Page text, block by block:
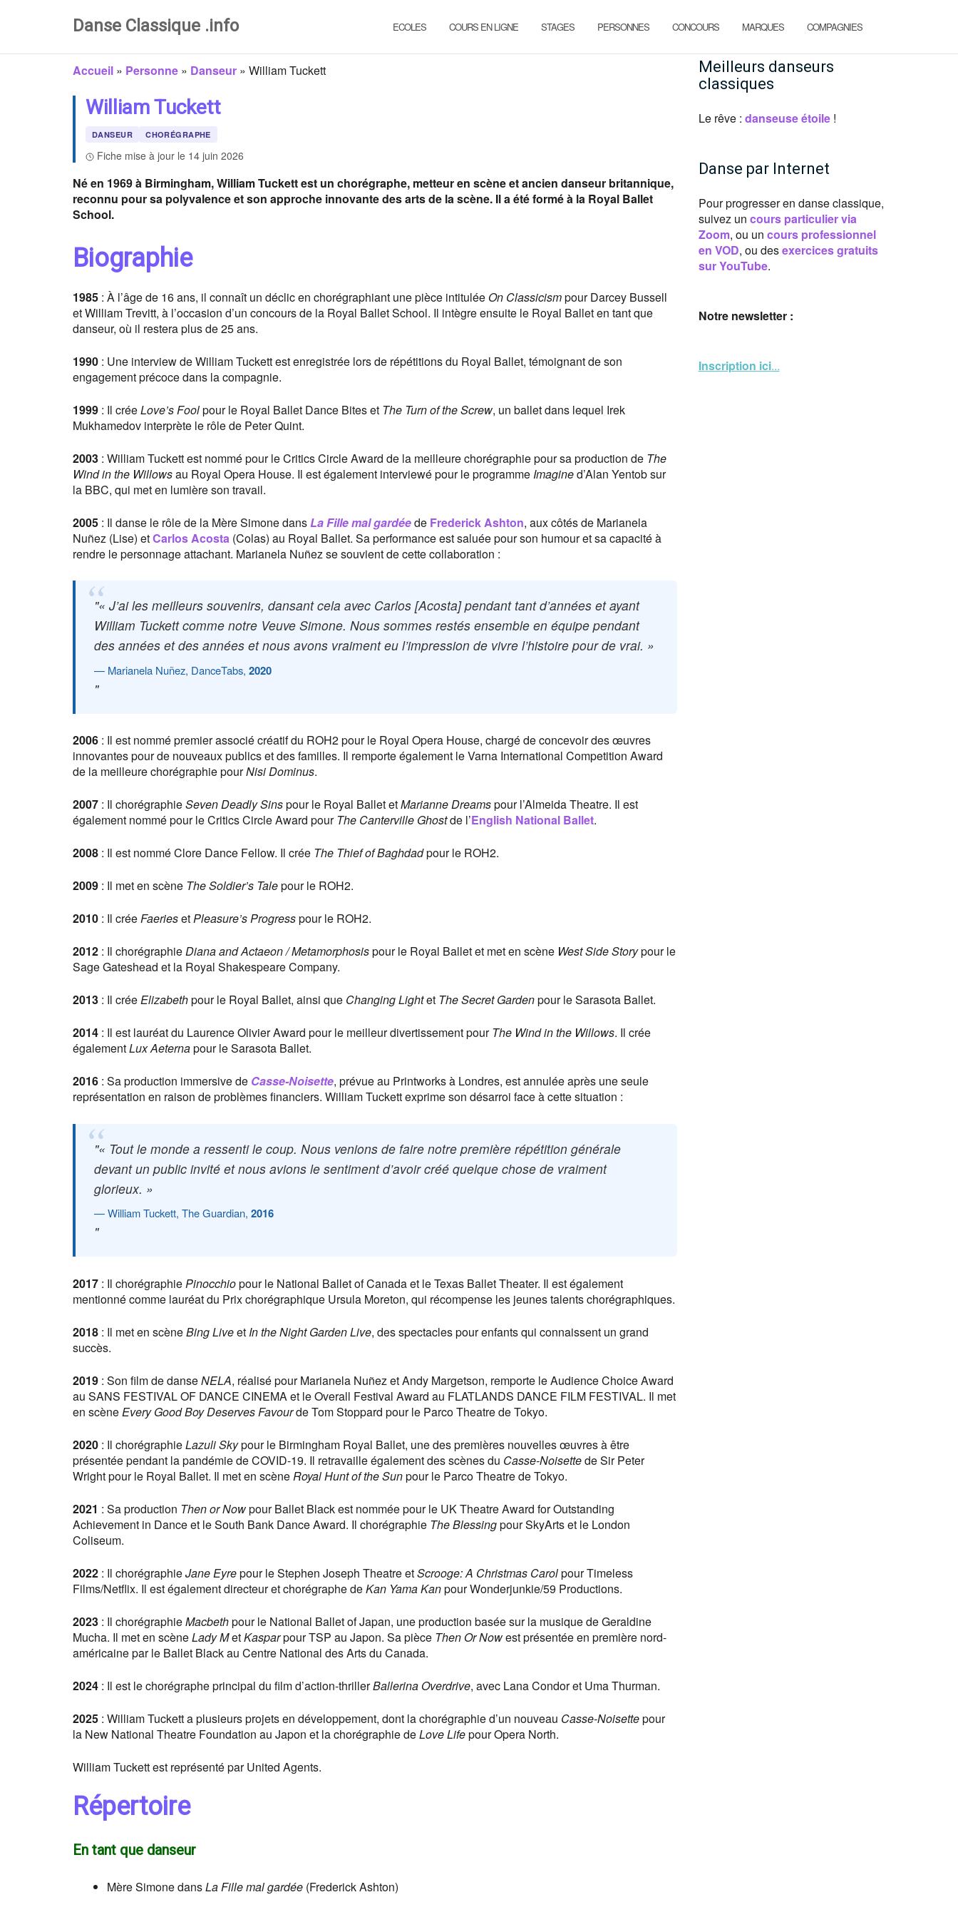
Danse Classique .info ECOLES COURS EN LIGNE STAGES PERSONNES CONCOURS MARQUES COMPAGNIES
Accueil » Personne » Danseur » William Tuckett
William Tuckett
DANSEUR CHORÉGRAPHE
Fiche mise à jour le 14 juin 2026
Né en 1969 à Birmingham, William Tuckett est un chorégraphe, metteur en scène et ancien danseur britannique,
reconnu pour sa polyvalence et son approche innovante des arts de la scène. Il a été formé à la Royal Ballet
School.
Biographie
1985 : À l’âge de 16 ans, il connaît un déclic en chorégraphiant une pièce intitulée On Classicismpour Darcey Bussell
et William Trevitt, à l’occasion d’un concours de la Royal Ballet School. Il intègre ensuite le Royal Ballet en tant que
danseur, où il restera plus de 25 ans.
1990 : Une interview de William Tuckett est enregistrée lors de répétitions du Royal Ballet, témoignant de son
engagement précoce dans la compagnie.
1999 : Il créeLove’s Foolpour le Royal Ballet Dance Bites et The Turn of the Screw, un ballet dans lequel Irek
Mukhamedov interprète le rôle de Peter Quint.
2003 : William Tuckett est nommé pour le Critics Circle Award de la meilleure chorégraphie pour sa production de The
Wind in the Willowsau Royal Opera House. Il est également interviewé pour le programme Imagined’Alan Yentob sur
la BBC, qui met en lumière son travail.
2005 : Il danse le rôle de la Mère Simone dansLa Fille mal gardéede Frederick Ashton, aux côtés de Marianela
Nuñez (Lise) etCarlos Acosta (Colas) au Royal Ballet. Sa performance est saluée pour son humour et sa capacité à
rendre le personnage attachant. Marianela Nuñez se souvient de cette collaboration :
« J’ai les meilleurs souvenirs, dansant cela avec Carlos [Acosta] pendant tant d’années et ayant
William Tuckett comme notre Veuve Simone. Nous sommes restés ensemble en équipe pendant
des années et des années et nous avons vraiment eu l’impression de vivre l’histoire pour de vrai. »
Marianela Nuñez, DanceTabs,2020
2006 : Il est nommé premier associé créatif du ROH2 pour le Royal Opera House, chargé de concevoir des œuvres
innovantes pour de nouveaux publics et des familles. Il remporte également le Varna International Competition Award
de la meilleure chorégraphie pourNisi Dominus.
2007 : Il chorégraphieSeven Deadly Sinspour le Royal Ballet etMarianne Dreamspour l’Almeida Theatre. Il est
également nommé pour le Critics Circle Award pourThe Canterville Ghostde l’English National Ballet.
2008 : Il est nommé Clore Dance Fellow. Il crée The Thief of Baghdadpour le ROH2.
2009 : Il met en scène The Soldier’s Talepour le ROH2.
2010 : Il créeFaeriesetPleasure’s Progresspour le ROH2.
2012 : Il chorégraphieDiana and Actaeon / Metamorphosispour le Royal Ballet et met en scène West Side Storypour le
Sage Gateshead et la Royal Shakespeare Company.
2013 : Il créeElizabethpour le Royal Ballet, ainsi que Changing Lightet The Secret Gardenpour le Sarasota Ballet.
2014 : Il est lauréat du Laurence Olivier Award pour le meilleur divertissement pourThe Wind in the Willows. Il crée
égalementLux Aeternapour le Sarasota Ballet.
2016 : Sa production immersive de Casse-Noisette, prévue au Printworks à Londres, est annulée après une seule
représentation en raison de problèmes financiers. William Tuckett exprime son désarroi face à cette situation :
« Tout le monde a ressenti le coup. Nous venions de faire notre première répétition générale
devant un public invité et nous avions le sentiment d’avoir créé quelque chose de vraiment
glorieux. »
William Tuckett, The Guardian,2016
2017 : Il chorégraphie Pinocchiopour le National Ballet of Canada et le Texas Ballet Theater. Il est également
mentionné comme lauréat du Prix chorégraphique Ursula Moreton, qui récompense les jeunes talents chorégraphiques.
2018 : Il met en scèneBing Liveet In the Night Garden Live, des spectacles pour enfants qui connaissent un grand
succès.
2019 : Son film de danseNELA, réalisé pour Marianela Nuñez et Andy Margetson, remporte le Audience Choice Award
au SANS FESTIVAL OF DANCE CINEMA et le Overall Festival Award au FLATLANDS DANCE FILM FESTIVAL. Il met
en scène Every Good Boy Deserves Favourde Tom Stoppard pour le Parco Theatre de Tokyo.
2020 : Il chorégraphieLazuli Skypour le Birmingham Royal Ballet, une des premières nouvelles œuvres à être
présentée pendant la pandémie de COVID-19. Il retravaille également des scènes du Casse-Noisettede Sir Peter
Wright pour le Royal Ballet. Il met en scène Royal Hunt of the Sunpour le Parco Theatre de Tokyo.
2021 : Sa production Then or Nowpour Ballet Black est nommée pour le UK Theatre Award for Outstanding
Achievement in Dance et le South Bank Dance Award. Il chorégraphie The Blessingpour SkyArts et le London
Coliseum.
2022 : Il chorégraphieJane Eyrepour le Stephen Joseph Theatre etScrooge: A Christmas Carolpour Timeless
Films/Netflix. Il est également directeur et chorégraphe deKan Yama Kanpour Wonderjunkie/59 Productions.
2023 : Il chorégraphieMacbethpour le National Ballet of Japan, une production basée sur la musique de Geraldine
Mucha. Il met en scèneLady MetKasparpour TSP au Japon. Sa pièce Then Or Nowest présentée en première nord-
américaine par le Ballet Black au Centre National des Arts du Canada.
2024 : Il est le chorégraphe principal du film d’action-thrillerBallerina Overdrive, avec Lana Condor et Uma Thurman.
2025 : William Tuckett a plusieurs projets en développement, dont la chorégraphie d’un nouveau Casse-Noisettepour
la New National Theatre Foundation au Japon et la chorégraphie deLove Lifepour Opera North.
William Tuckett est représenté par United Agents.
Répertoire
En tant que danseur
Mère Simone dansLa Fille mal gardée (Frederick Ashton)
Meilleurs danseurs
classiques
Le rêve : danseuse étoile!
Danse par Internet
Pour progresser en danse classique,
suivez un cours particulier via
Zoom, ou un cours professionnel
en VOD, ou desexercices gratuits
sur YouTube.
Notre newsletter :
Inscription ici...